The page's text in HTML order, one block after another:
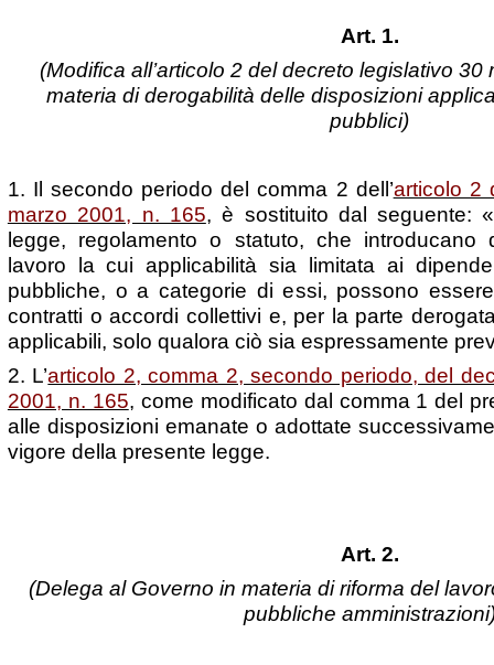
Art. 1.
(Modifica all’articolo 2 del decreto legislativo
materia di derogabilità delle disposizioni
pubblici)
1. Il secondo periodo del comma 2 dell’articolo 2
marzo 2001, n. 165, è sostituito dal seguente:
legge, regolamento o statuto, che introducano
lavoro la cui applicabilità sia limitata ai
pubbliche, o a categorie di essi, possono
contratti o accordi collettivi e, per la parte
applicabili, solo qualora ciò sia espressamente
2. L’articolo 2, comma 2, secondo periodo, del
2001, n. 165, come modificato dal comma 1 del
alle disposizioni emanate o adottate
vigore della presente legge.
Art. 2.
(Delega al Governo in materia di riforma del
pubbliche